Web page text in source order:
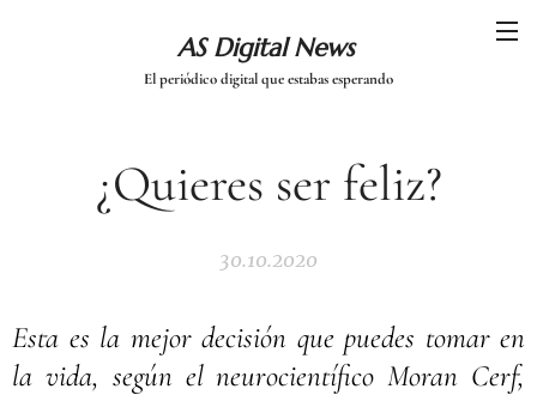
AS Digital News
El periódico digital que estabas esperando
¿Quieres ser feliz?
30.10.2020
Esta es la mejor decisión que puedes tomar en
la vida, según el neurocientífico Moran Cerf,